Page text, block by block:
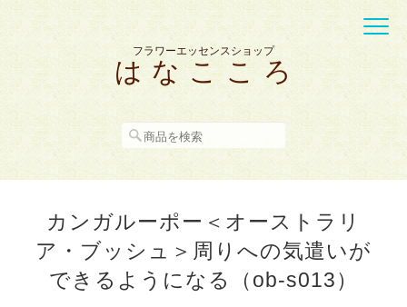
フラワーエッセンスショップ
は な こ こ ろ
カンガルーポー＜オーストラリ
ア・ブッシュ＞周りへの気遣いが
できるようになる（ob-s013）